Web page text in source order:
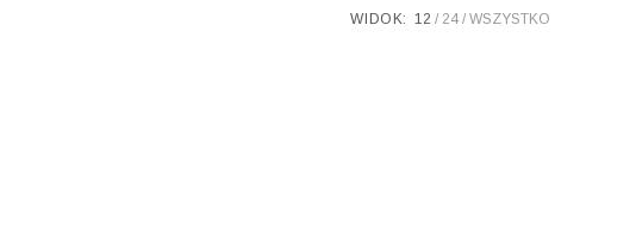
WIDOK: 12 24 WSZYSTKO